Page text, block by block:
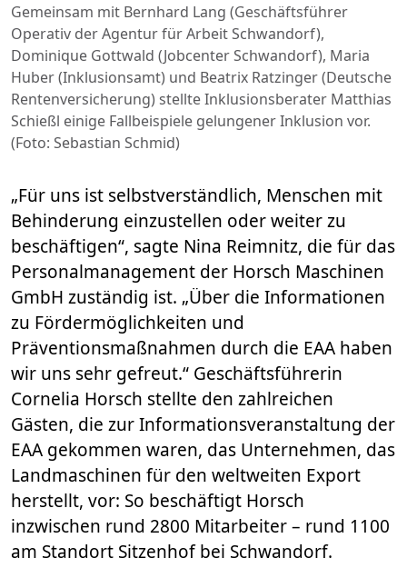
Gemeinsam mit Bernhard Lang (Geschäftsführer
Operativ der Agentur für Arbeit Schwandorf),
Dominique Gottwald (Jobcenter Schwandorf), Maria
Huber (Inklusionsamt) und Beatrix Ratzinger (Deutsche
Rentenversicherung) stellte Inklusionsberater Matthias
Schießl einige Fallbeispiele gelungener Inklusion vor.
(Foto: Sebastian Schmid)
„Für uns ist selbstverständlich, Menschen mit
Behinderung einzustellen oder weiter zu
beschäftigen“, sagte Nina Reimnitz, die für das
Personalmanagement der Horsch Maschinen
GmbH zuständig ist. „Über die Informationen
zu Fördermöglichkeiten und
Präventionsmaßnahmen durch die EAA haben
wir uns sehr gefreut.“ Geschäftsführerin
Cornelia Horsch stellte den zahlreichen
Gästen, die zur Informationsveranstaltung der
EAA gekommen waren, das Unternehmen, das
Landmaschinen für den weltweiten Export
herstellt, vor: So beschäftigt Horsch
inzwischen rund 2800 Mitarbeiter – rund 1100
am Standort Sitzenhof bei Schwandorf.